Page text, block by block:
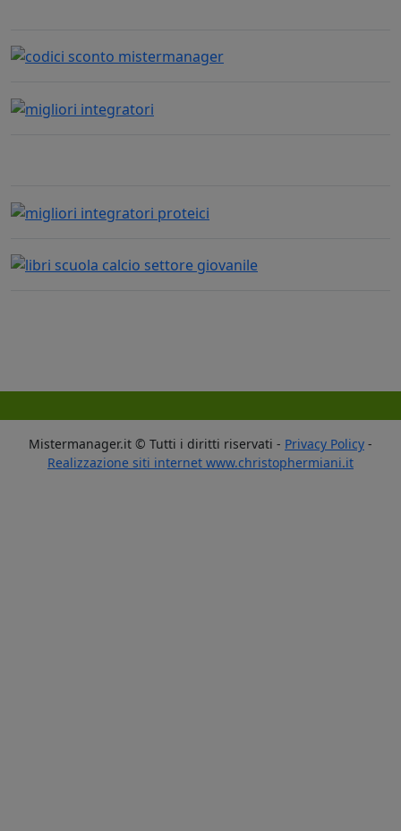
Mistermanager.it © Tutti i diritti riservati - Privacy Policy -
Realizzazione siti internet www.christophermiani.it